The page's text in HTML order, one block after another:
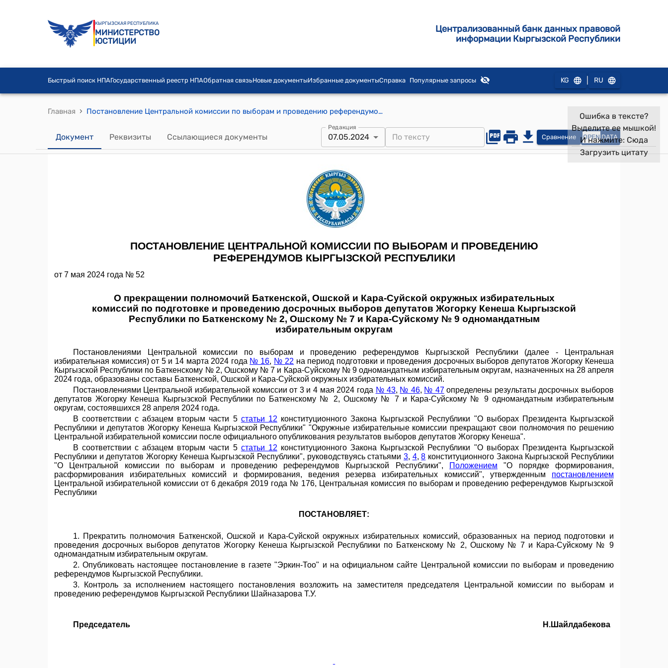
КЫРГЫЗСКАЯ РЕСПУБЛИКА
МИНИСТЕРСТВО
ЮСТИЦИИ
Централизованный банк данных правовой
информации Кыргызской Республики
Быстрый поиск НПАГосударственный реестр НПАОбратная связьНовые документыИзбранные документыСправка Популярные запросы KG RU
Главная › Постановление Центральной комиссии по выборам и проведению референдумов Кыргызской Республики от 7 мая 2024 года № 52 "О прекращении полномочий Баткенской, Ошской и Кара-Суйской окружных избирательных комиссий по подготовке и проведению досрочных выборов депутатов Жогорку Кенеша Кыргызской Республики по Баткенскому № 2, Ошскому № 7 и Кара-Суйскому № 9 одномандатным избирательным округам"
Документ Реквизиты Ссылающиеся документы
Редакция
07.05.2024 Сравнение OPEN DATA
Ошибка в тексте?
Выделите ее мышкой!
И нажмите: Сюда
Загрузить цитату